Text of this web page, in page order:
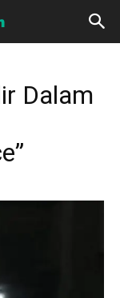
Dalam